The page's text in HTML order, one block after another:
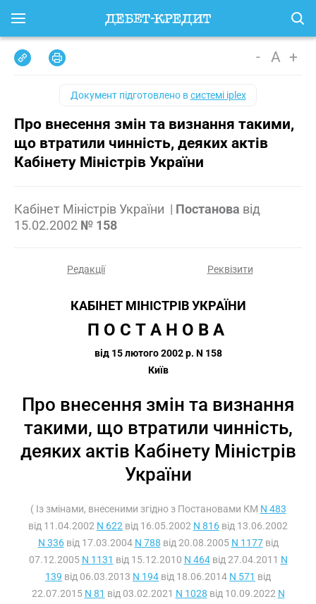
- A +
Документ підготовлено всистемі iplex
Про внесення змін та визнання такими,
що втратили чинність, деяких актів
Кабінету Міністрів України
Кабінет Міністрів України | Постанова від
15.02.2002 № 158
Редакції Реквізити
КАБІНЕТ МІНІСТРІВ УКРАЇНИ
П О С Т А Н О В А
від 15 лютого 2002 р. N 158
Київ
Про внесення змін та визнання
такими, що втратили чинність,
деяких актів Кабінету Міністрів
України
( Із змінами, внесеними згідно з Постановами КМ N 483
від 11.04.2002 N 622 від 16.05.2002 N 816 від 13.06.2002
N 336від 17.03.2004 N 788 від 20.08.2005 N 1177від
07.12.2005 N 1131 від 15.12.2010 N 464від 27.04.2011 N
139 від 06.03.2013 N 194 від 18.06.2014 N 571 від
22.07.2015 N 81 від 03.02.2021 N 1028 від 10.09.2022 N